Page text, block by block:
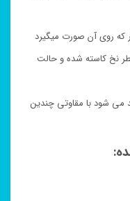
که روی آن صورت میگیرد
نخ کاسته شده و حالت
شود با مقاوتی چندین